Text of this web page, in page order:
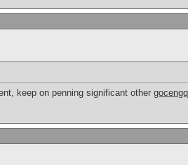
keep on penning significant other